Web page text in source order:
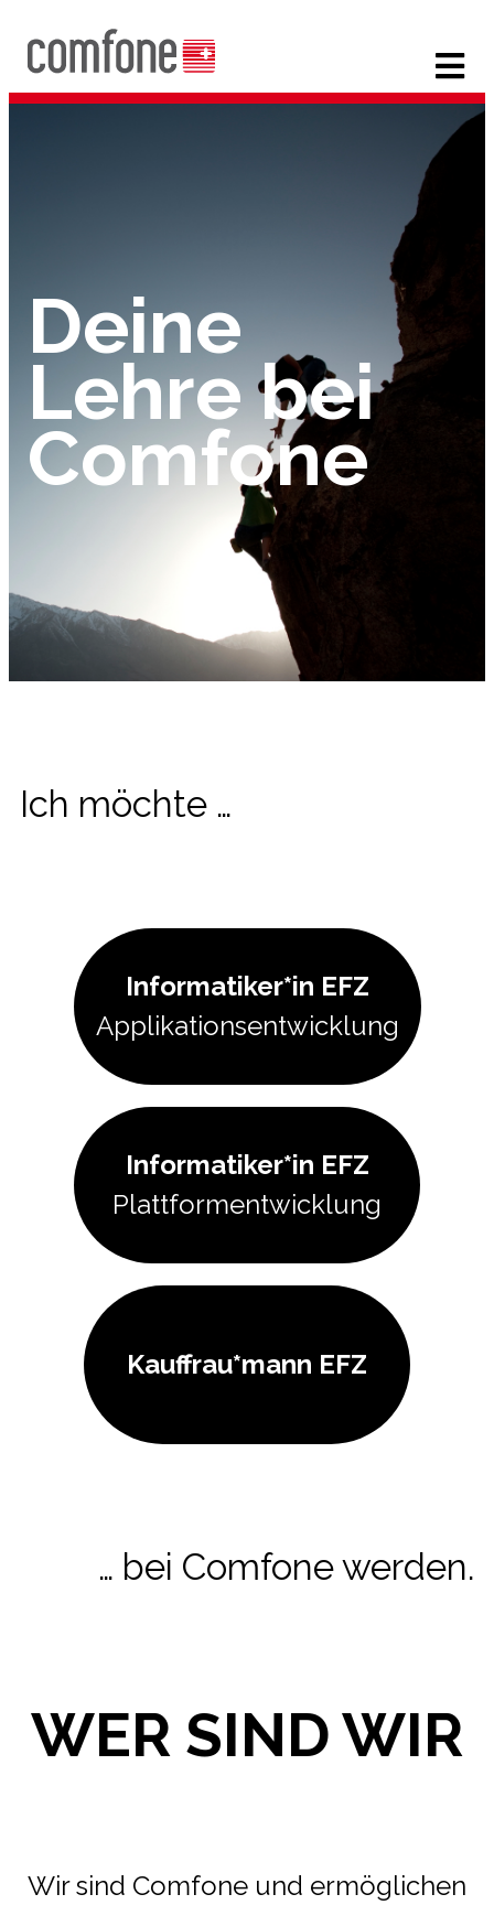
Deine
Lehre bei
Comfone
Ich möchte …
Informatiker*in EFZ
Applikationsentwicklung
Informatiker*in EFZ
Plattformentwicklung
Kauffrau*mann EFZ
… bei Comfone werden.
WER SIND WIR
Wir sind Comfone und ermöglichen